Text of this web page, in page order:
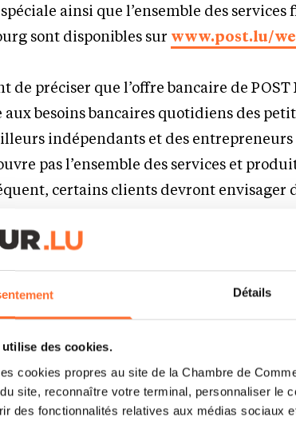
Détails
des cookies.
cookies propres au site de la Chambre de
site, reconnaître votre terminal, personnaliser le
des fonctionnalités relatives aux médias sociaux
ainsi que l’ensemble des services
sont disponibles sur www.post.lu/
de préciser que l’offre bancaire de
besoins bancaires quotidiens des
indépendants et des
pas l’ensemble des services et
certains clients devront envisager
à honorer les conditions des prêts
leur échéance.
concernés par cet accord seront
personnalisée contenant des
et ce jusqu’à fin 2026